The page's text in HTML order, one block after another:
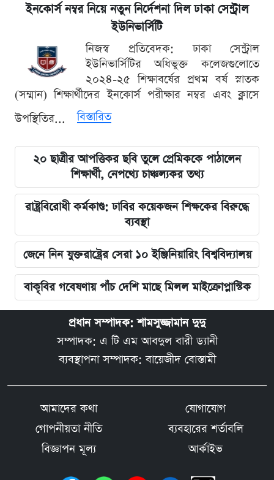
ইনকোর্স নম্বর নিয়ে নতুন নির্দেশনা দিল ঢাকা সেন্ট্রাল
ইউনিভার্সিটি
নিজস্ব প্রতিবেদক: ঢাকা সেন্ট্রাল
ইউনিভার্সিটির অধিভুক্ত কলেজগুলোতে
২০২৪-২৫ শিক্ষাবর্ষের প্রথম বর্ষ স্নাতক
(সম্মান) শিক্ষার্থীদের ইনকোর্স পরীক্ষার নম্বর এবং ক্লাসে
উপস্থিতির...
বিস্তারিত
২০ ছাত্রীর আপত্তিকর ছবি তুলে প্রেমিককে পাঠালেন
শিক্ষার্থী, নেপথ্যে চাঞ্চল্যকর তথ্য
রাষ্ট্রবিরোধী কর্মকাণ্ড: ঢাবির কয়েকজন শিক্ষকের বিরুদ্ধে
ব্যবস্থা
জেনে নিন যুক্তরাষ্ট্রের সেরা ১০ ইঞ্জিনিয়ারিং বিশ্ববিদ্যালয়
বাকৃবির গবেষণায় পাঁচ দেশি মাছে মিলল মাইক্রোপ্লাস্টিক
প্রধান সম্পাদক: শামসুজ্জামান দুদু
সম্পাদক: এ টি এম আবদুল বারী ড্যানী
ব্যবস্থাপনা সম্পাদক: বায়েজীদ বোস্তামী
আমাদের কথা
যোগাযোগ
গোপনীয়তা নীতি
ব্যবহারের শর্তাবলি
বিজ্ঞাপন মূল্য
আর্কাইভ